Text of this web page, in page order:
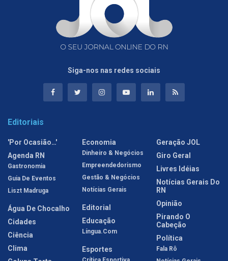
Siga-nos nas redes sociais
Editoriais
'Por Ocasião…'
Agenda RN
Gastronomia
Guia De Eventos
Liszt Madruga
Água De Chocalho
Cidades
Ciência
Clima
Economia
Dinheiro & Negócios
Empreendedorismo
Gestão & Negócios
Notícias Gerais
Editorial
Educação
Língua.com
Esportes
Geração JOL
Giro Geral
Livres Idéias
Notícias Gerais Do
RN
Opinião
Pirando O
Cabeção
Política
Fala Rô